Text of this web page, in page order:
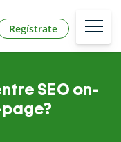
Regístrate
SEO on-